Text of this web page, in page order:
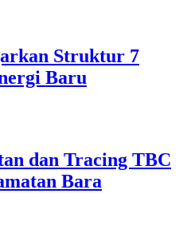
Struktur 7
Baru
dan Tracing TBC
Bara